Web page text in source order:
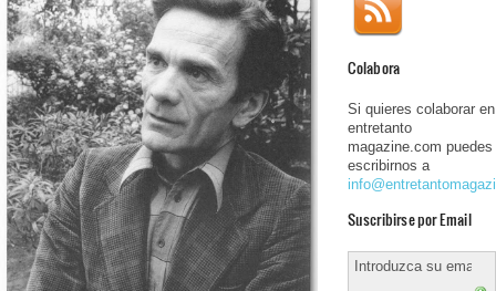
Colabora
Si quieres colaborar en
entretanto
magazine.com puedes
escribirnos a
Suscribirse por Email